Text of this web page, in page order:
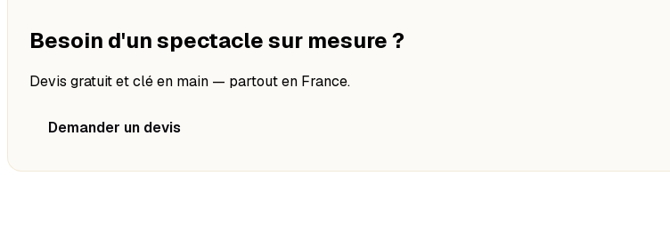
Besoin d'un spectacle sur mesure ?
Devis gratuit et clé en main — partout en France.
Demander un devis